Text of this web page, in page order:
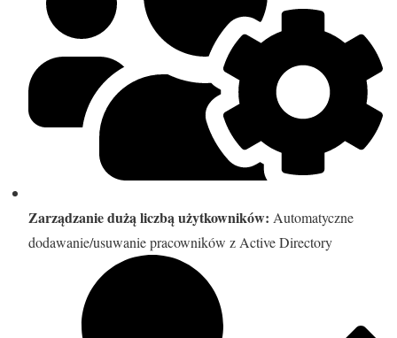
Zarządzanie dużą liczbą użytkowników: Automatyczne
dodawanie/usuwanie pracowników z Active Directory